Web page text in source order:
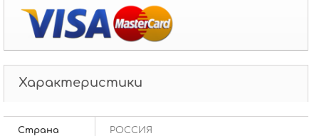
Характеристики
Страна РОССИЯ